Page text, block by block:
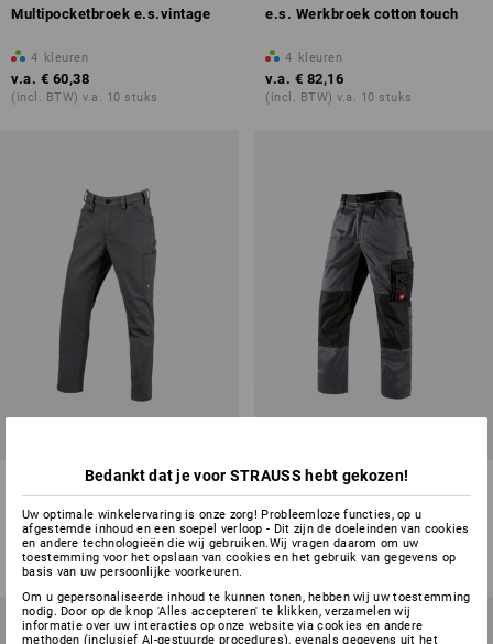
Multipocketbroek e.s.vintage
4 kleuren
v.a. € 60,38
(incl. BTW) v.a. 10 stuks
e.s. Werkbroek cotton touch
4 kleuren
v.a. € 82,16
(incl. BTW) v.a. 10 stuks
Werkbroek e.s.iconic
7 kleuren
€ 36,29
(incl. BTW)
Werkbroek e.s.image
7 kleuren
v.a. € 45,86
(incl. BTW) v.a. 20 stuks
Bedankt dat je voor STRAUSS hebt gekozen!
Uw optimale winkelervaring is onze zorg! Probleemloze functies, op u
afgestemde inhoud en een soepel verloop - Dit zijn de doeleinden van cookies
en andere technologieën die wij gebruiken.Wij vragen daarom om uw
toestemming voor het opslaan van cookies en het gebruik van gegevens op
basis van uw persoonlijke voorkeuren.
Om u gepersonaliseerde inhoud te kunnen tonen, hebben wij uw toestemming
nodig. Door op de knop 'Alles accepteren' te klikken, verzamelen wij
informatie over uw interacties op onze website via cookies en andere
methoden (inclusief AI-gestuurde procedures), evenals gegevens uit het